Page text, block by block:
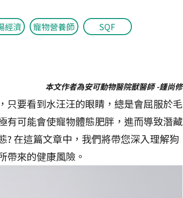
經濟 寵物營養師
SQF
本文作者為安可動物醫院獸醫師 -鍾尚修
只要看到水汪汪的眼睛，總是會屈服於毛
有可能會使寵物體態肥胖，進而導致潛藏
在這篇文章中，我們將帶您深入理解狗
帶來的健康風險。